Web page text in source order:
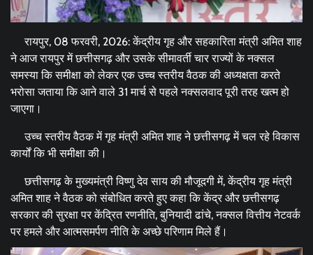
रायपुर, 08 फरवरी, 2026: केंद्रीय गृह और सहकारिता मंत्री अमित शाह
ने आज रायपुर में छत्तीसगढ़ और उसके सीमावर्ती चार राज्यों के नक्सल
समस्या कि समीक्षा को लेकर एक उच्च स्तरीय वैठक की अध्यक्षता करते
भरोसा जताया कि आने वाले 31 मार्च से पहले नक्सलवाद पूरी तरह खत्म हो
जाएगा।
उच्च स्तरीय वैठक में गृह मंत्री अमित शाह ने छत्तीसगढ़ में चल रहे विकास
कार्यों कि भी समीक्षा की।
छत्तीसगढ़ के मुख्यमंत्री विष्णु देव साय की मौजूदगी में, केंद्रीय गृह मंत्री
अमित शाह ने वैठक को संबोधित करते हुए कहा कि केंद्र और छत्तीसगढ़
सरकार की सुरक्षा पर केंद्रित रणनीति, बुनियादी ढांचे, नक्सल वित्तीय नेटवर्क
पर हमले और आत्मसमर्पण नीति के अच्छे परिणाम मिले हैं।